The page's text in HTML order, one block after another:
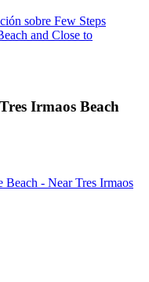
sobre Few Steps
and Close to
Irmaos Beach
Beach - Near Tres Irmaos